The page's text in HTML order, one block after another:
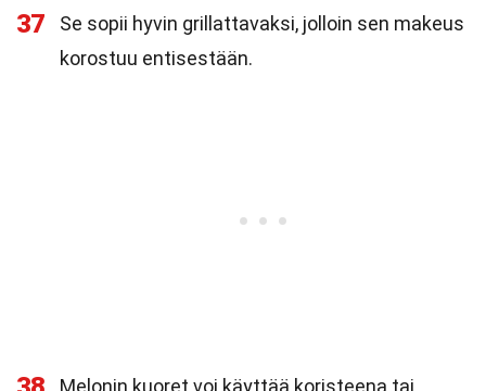
37
Se sopii hyvin grillattavaksi, jolloin sen makeus
korostuu entisestään.
Melonin kuoret voi käyttää koristeena tai